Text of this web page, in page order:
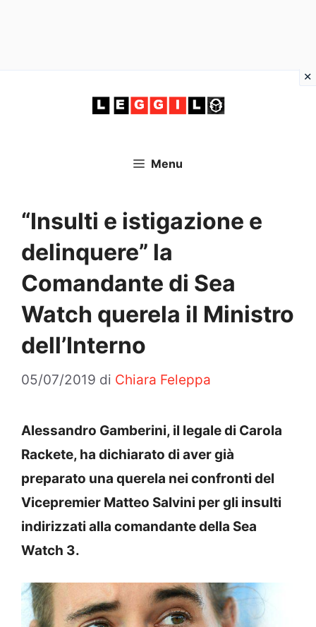
Menu
“Insulti e istigazione e
delinquere” la
Comandante di Sea
Watch querela il Ministro
dell’Interno
05/07/2019 di Chiara Feleppa
Alessandro Gamberini, il legale di Carola
Rackete, ha dichiarato di aver già
preparato una querela nei confronti del
Vicepremier Matteo Salvini per gli insulti
indirizzati alla comandante della Sea
Watch 3.